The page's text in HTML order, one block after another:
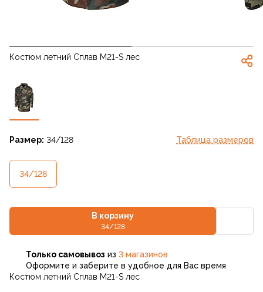
Костюм летний Сплав М21-S лес
Размер: 34/128 Таблица размеров
34/128
В корзину
34/128
Только самовывоз из 3 магазинов
Оформите и заберите в удобное для Вас время
Костюм летний Сплав М21-S лес